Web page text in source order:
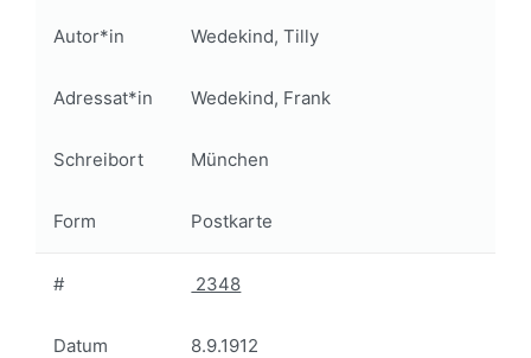
Autor*in Wedekind, Tilly
Adressat*in Wedekind, Frank
Schreibort München
Form Postkarte
# 2348
Datum 8.9.1912